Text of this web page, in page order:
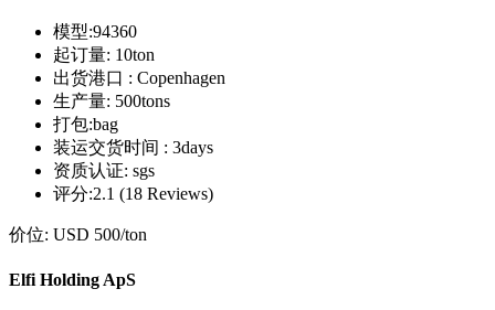
模型:94360
起订量: 10ton
出货港口 : Copenhagen
生产量: 500tons
打包:bag
装运交货时间 : 3days
资质认证: sgs
评分:2.1 (18 Reviews)
价位: USD 500/ton
Elfi Holding ApS